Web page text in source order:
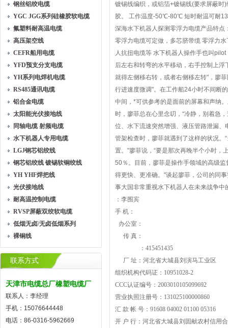
钢丝铝绞电缆
YGC JGG系列硅橡胶软电缆
氟塑料耐高温电缆
高压架空线
CEFR船用电缆
YFD预支分支电缆
YH系列电焊机电缆
RS485通讯电缆
铝合金电缆
太阳能光伏接地线
同轴电缆 射频电缆
水下机器人专用电缆
LGJ钢芯铝绞线
钢芯铝绞线 镀锡软铜绞线
YH YHF焊把线
光伏接地线
耐高温控制电缆
RVSP屏蔽双绞软电缆
低烟无卤/无卤低烟系列
裸铜线
联系方式
天津市电缆总厂橡塑电缆厂
联系人：李经理
手机：15076644448
电话：86-0316-5962669
镀锡线编织，或铝箔+镀锡线(要求屏蔽时
胶。 工作温度-50℃-80℃ 短时耐温可耐
深海水下机器人探测零浮力电缆产品特
零浮力电缆可定做，多芯脐带缆 零浮力
人抗扭电缆等 水下机器人操作手也叫
后左右和转弯的水平移动，右手控制上
就得左侧移右转，或者右侧移左转"，廖
行进速度微调"。在工作船24小时不间断
中间，*可供参考的是面前的屏幕和声纳
时，廖菲总在心里念叨，“冷静，别着急
位、水下流速突然增强、液压管路泄漏
管架检查时，廖菲就遇到了这样的状况
置。"廖菲说，“要是那次再晚半个小时，
50％。目前，廖菲是操作手领域的高级
得更快、更准确。"谈起廖菲，公司的同
事大国非常重视水下机器人在未来战争中
：李围宾
手 机：
办公室：
传 真：
： 415451435
厂 址：河北省大城县刘演马工业区
组织机构代码证： 10951028-2
CCC认证编号： 2003010105099692
营业执照注册号： 131025100000860
汇 款 帐 号： 91608 04002 01100 05316
开 户 行：河北省大城县刘固献农村信用